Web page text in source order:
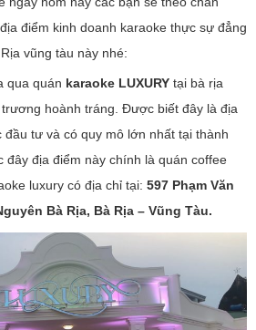
điểm kinh doanh karaoke thực sự đẳng
vũng tàu này nhé:
qua quán karaoke LUXURY tại bà rịa
hoành tráng. Được biết đây là địa
tư và có quy mô lớn nhất tại thành
đây địa điểm này chính là quán coffee
luxury có địa chỉ tại: 597 Phạm Văn
Bà Rịa, Bà Rịa – Vũng Tàu.